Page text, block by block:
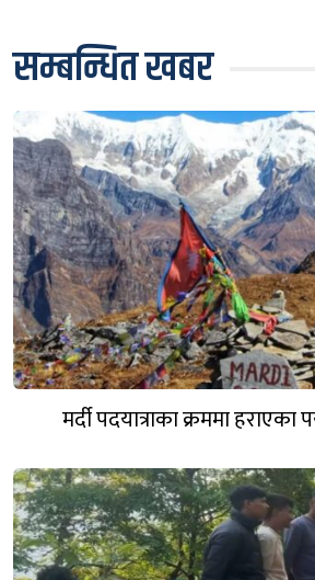
सम्बन्धित खबर
मर्दी पदयात्राका क्रममा